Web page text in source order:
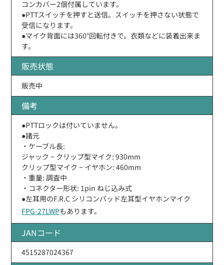
コンカバー2個付属しています。
●PTTスイッチを押すと送信。スイッチを押さない状態で
受信になります。
●マイク背面には360°回転付きで。衣類などに装着出来ま
す。
販売状態
販売中
備考
●PTTロックは付いていません。
●諸元
・ケーブル長:
ジャック ~ クリップ型マイク: 930mm
クリップ型マイク ~ イヤホン: 460mm
・重量: 調査中
・コネクター形状: 1pin ねじ込み式
●左耳用のF.R.C シリコンパッド左耳型イヤホンマイク
FPG-27LWPもあります。
JANコード
4515287024367